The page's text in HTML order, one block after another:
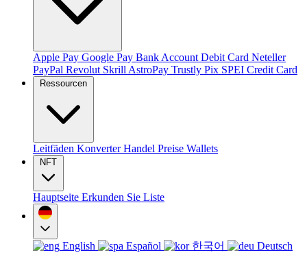
Apple Pay Google Pay Bank Account Debit Card Neteller
PayPal Revolut Skrill AstroPay Trustly Pix SPEI Credit Card
Ressourcen
Leitfäden KonverterHandel Preise Wallets
NFT
Hauptseite Erkunden Sie Liste
English Español 한국어
Deutsch